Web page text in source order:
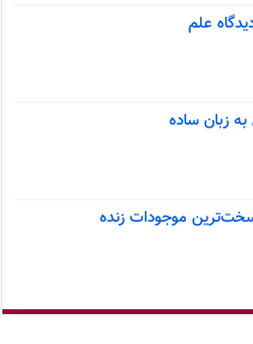
علم
زبان ساده
موجودات زنده